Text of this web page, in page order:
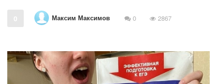
0 Максим Максимов 0 2867